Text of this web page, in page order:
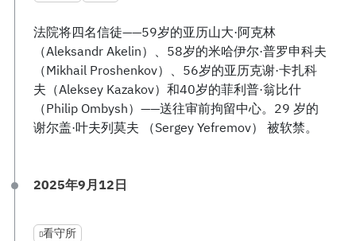
法院将四名信徒——59岁的亚历山大·阿克林
（Aleksandr Akelin）、58岁的米哈伊尔·普罗申科夫
（Mikhail Proshenkov）、56岁的亚历克谢·卡扎科
夫（Aleksey Kazakov）和40岁的菲利普·翁比什
（Philip Ombysh）——送往审前拘留中心。29 岁的
谢尔盖·叶夫列莫夫 （Sergey Yefremov） 被软禁。
2025年9月12日
看守所